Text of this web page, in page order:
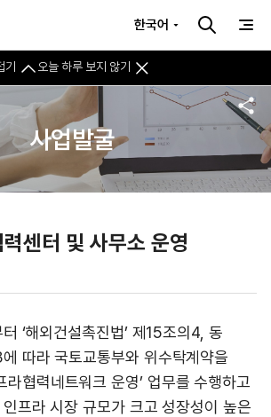
기 오늘 하루 보지 않기
한국어
사업발굴
센터 및 사무소 운영
‘해외건설촉진법’ 제15조의4, 동
따라 국토교통부와 위수탁계약을
라협력네트워크 운영’ 업무를 수행하고
프라 시장 규모가 크고 성장성이 높은